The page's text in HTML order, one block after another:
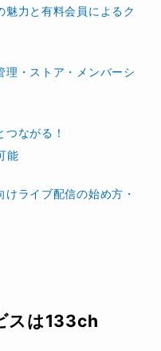
魅力と有料会員によるク
理・ストア・メンバーシ
ながる！
能
ライブ配信の始め方・
スは133ch